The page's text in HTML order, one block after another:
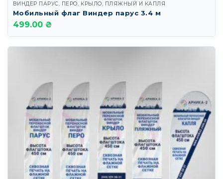
ВИНДЕР ПАРУС, ПЕРО, КРЫЛО, ПЛЯЖНЫЙ И КАПЛЯ
Мобильный флаг Виндер парус 3.4 м
499.00 ₴